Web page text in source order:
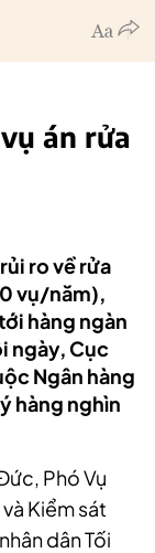
án rửa
ro về rửa
vụ/năm),
hàng ngàn
ngày, Cục
Ngân hàng
hàng nghìn
Phó Vụ
Kiểm sát
dân Tối